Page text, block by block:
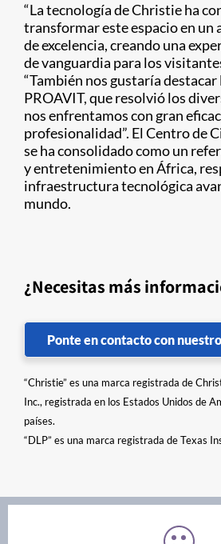
“La tecnología de Christie ha
transformar este espacio en
de excelencia, creando una
de vanguardia para los
“También nos gustaría destacar
PROAVIT, que resolvió los
nos enfrentamos con gran
profesionalidad”. El Centro de
se ha consolidado como un
y entretenimiento en África,
infraestructura tecnológica
mundo.
¿Necesitas más
Ponte en contacto con
“Christie” es una marca registrada de
Inc., registrada en los Estados Unidos de
países.
“DLP” es una marca registrada de Texas